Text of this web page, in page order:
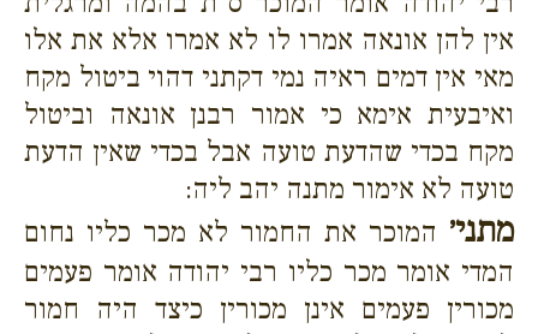
אין להן אונאה אמרו לו לא אמרו אלא את אלו
מאי אין דמים ראיה נמי דקתני דהוי ביטול מקח
ואיבעית אימא כי אמור רבנן אונאה וביטול
מקח בכדי שהדעת טועה אבל בכדי שאין הדעת
טועה לא אימור מתנה יהב ליה:
מתני׳ המוכר את החמור לא מכר כליו נחום
המדי אומר מכר כליו רבי יהודה אומר פעמים
מכורין פעמים אינן מכורין כיצד היה חמור